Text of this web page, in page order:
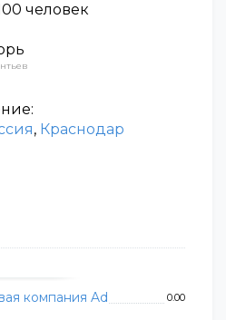
компания Ad
0.00
человек
, Краснодар